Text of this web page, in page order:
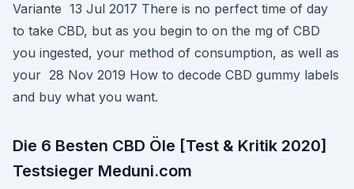
Variante 13 Jul 2017 There is no perfect time of day
to take CBD, but as you begin to on the mg of CBD
you ingested, your method of consumption, as well as
your 28 Nov 2019 How to decode CBD gummy labels
and buy what you want.
Die 6 Besten CBD Öle [Test & Kritik 2020]
Testsieger Meduni.com